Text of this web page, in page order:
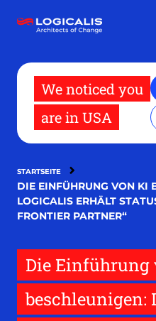
zum
Inhalt
We noticed you
are in USA
STARTSEITE
DIE EINFÜHRUNG VON KI
LOGICALIS ERHÄLT
FRONTIER PARTNER“
Die Einführung
beschleunigen: